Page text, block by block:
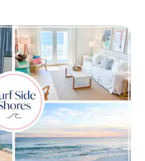
oznakom „Odabrali gosti”